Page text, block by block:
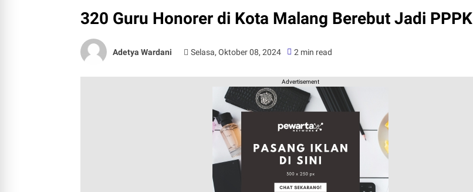
320 Guru Honorer di Kota Malang Berebut Jadi PPPK
Adetya Wardani Selasa, Oktober 08, 2024 2 min read
Advertisement